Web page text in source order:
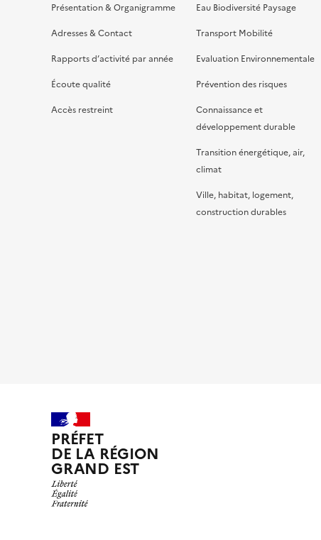
Présentation & Organigramme
Adresses & Contact
Rapports d’activité par année
Écoute qualité
Accès restreint
Eau Biodiversité Paysage
Transport Mobilité
Evaluation Environnementale
Prévention des risques
Connaissance et
développement durable
Transition énergétique, air,
climat
Ville, habitat, logement,
construction durables
PRÉFET
DE LA RÉGION
GRAND EST